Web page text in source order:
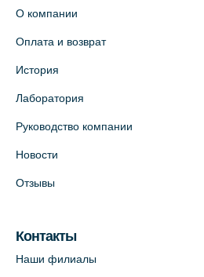
О компании
Оплата и возврат
История
Лаборатория
Руководство компании
Новости
Отзывы
Контакты
Наши филиалы